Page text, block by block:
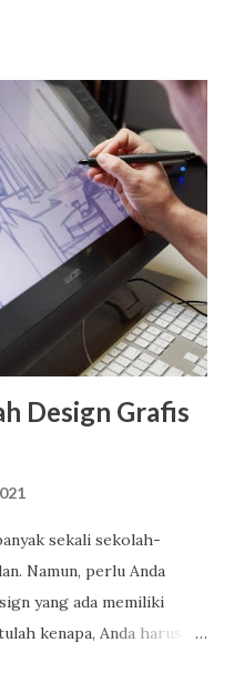
berkonsep eco-friendly.
perlu diperhatikan dalam
Perhatikan
kaca harus dilakukan
rumah yang ramah
tropis dan seringkali
Penggunaan kaca
udara di dalam
pen...
Design Grafis
sekali sekolah-
Namun, perlu Anda
yang ada memiliki
kenapa, Anda harus